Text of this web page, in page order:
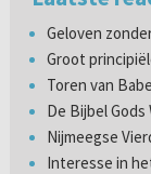
Geloven
Groot
Toren van
De Bijbel Gods
Nijmeegse
Interesse in